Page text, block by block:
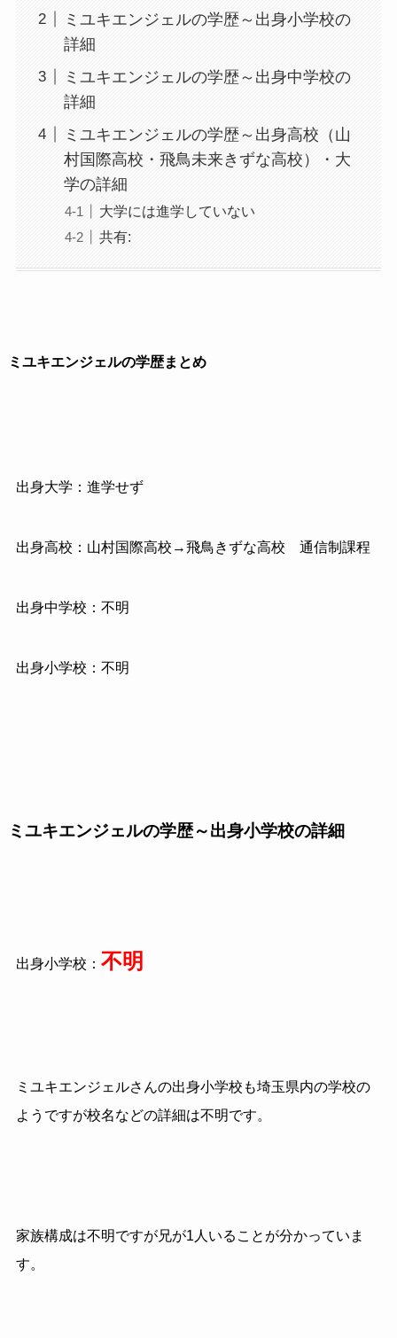
ミユキエンジェルの学歴～出身小学校の
詳細
ミユキエンジェルの学歴～出身中学校の
詳細
ミユキエンジェルの学歴～出身高校（山
村国際高校・飛鳥未来きずな高校）・大
学の詳細
大学には進学していない
共有:
ミユキエンジェルの学歴まとめ
出身大学：進学せず
出身高校：山村国際高校→飛鳥きずな高校 通信制課程
出身中学校：不明
出身小学校：不明
ミユキエンジェルの学歴～出身小学校の詳細
出身小学校： 不明
ミユキエンジェルさんの出身小学校も埼玉県内の学校の
ようですが校名などの詳細は不明です。
家族構成は不明ですが兄が1人いることが分かっていま
す。